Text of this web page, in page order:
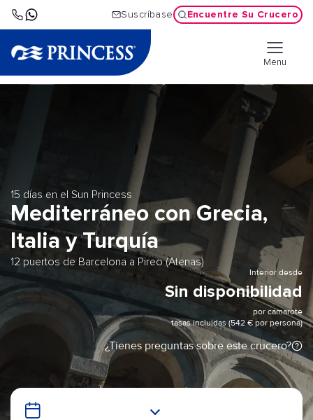
Suscríbase Encuentre Su Crucero
Menu
15 días en el Sun Princess
Mediterráneo con Grecia,
Italia y Turquía
12 puertos de Barcelona a Pireo (Atenas)
Interior desde
Sin disponibilidad
por camarote
tasas incluidas (542 € por persona)
¿Tienes preguntas sobre este crucero?